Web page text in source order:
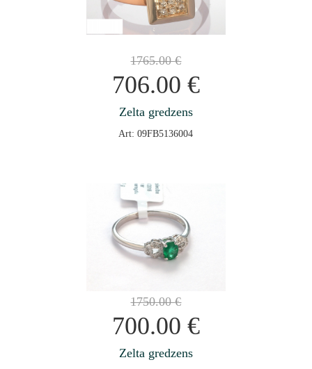
1765.00€
706.00 €
Zelta gredzens
Art: 09FB5136004
1750.00€
700.00 €
Zelta gredzens